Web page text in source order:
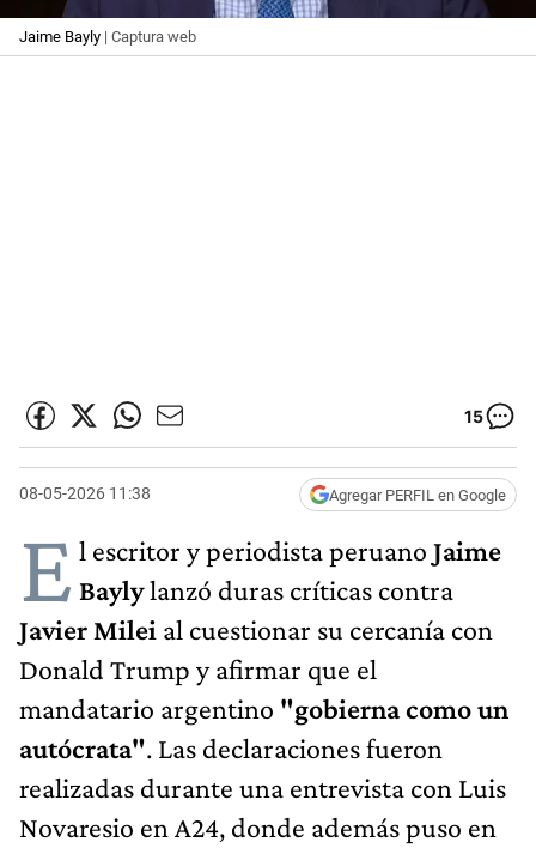
Jaime Bayly | Captura web
15
08-05-2026 11:38 Agregar PERFIL en Google
E l escritor y periodista peruano Jaime
Baylylanzó duras críticas contra
Javier Milei al cuestionar su cercanía con
Donald Trump y afirmar que el
mandatario argentino "gobierna como un
autócrata". Las declaraciones fueron
realizadas durante una entrevista con Luis
Novaresio en A24, donde además puso en